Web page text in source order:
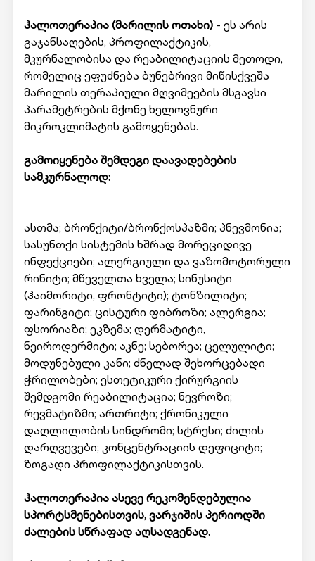
ჰალოთერაპია (მარილის ოთახი)- ეს არის
გაჯანსაღების, პროფილაქტიკის,
მკურნალობისა და რეაბილიტაციის მეთოდი,
რომელიც ეფუძნება ბუნებრივი მიწისქვეშა
მარილის თერაპიული მღვიმეების მსგავსი
პარამეტრების მქონე ხელოვნური
მიკროკლიმატის გამოყენებას.
გამოიყენება შემდეგი დაავადებების
სამკურნალოდ:
ასთმა; ბრონქიტი/ბრონქოსპაზმი; პნევმონია;
სასუნთქი სისტემის ხშრად მორეციდივე
ინფექციები; ალერგიული და ვაზომოტორული
რინიტი; მწეველთა ხველა; სინუსიტი
(ჰაიმორიტი, ფრონტიტი); ტონზილიტი;
ფარინგიტი; ცისტური ფიბროზი; ალერგია;
ფსორიაზი; ეკზემა; დერმატიტი,
ნეიროდერმიტი; აკნე; სებორეა; ცელულიტი;
მოდუნებული კანი; ძნელად შეხორცებადი
ჭრილობები; ესთეტიკური ქირურგიის
შემდგომი რეაბილიტაცია; ნევროზი;
რევმატიზმი; ართრიტი; ქრონიკული
დაღლილობის სინდრომი; სტრესი; ძილის
დარღვევები; კონცენტრაციის დეფიციტი;
ზოგადი პროფილაქტიკისთვის.
ჰალოთერაპია ასევე რეკომენდებულია
სპორტსმენებისთვის, ვარჯიშის პერიოდში
ძალების სწრაფად აღსადგენად.